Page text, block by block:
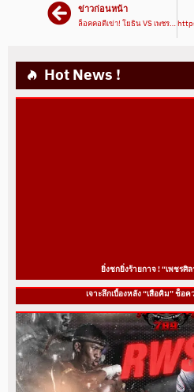
ข่าวก่อนหน้า
ล็อคคอตีเข่า! โยธิน VS เพชรภูผา | ศึกมวยเด็ดสังเวียนเดือด 8 เม.ย. 66
Hot News !
ยิ่งชกยิ่งร้ายกาจ ! “เพชรศิล
เจาะลึกเบื้องหลัง “เสือคิม” ช็อ